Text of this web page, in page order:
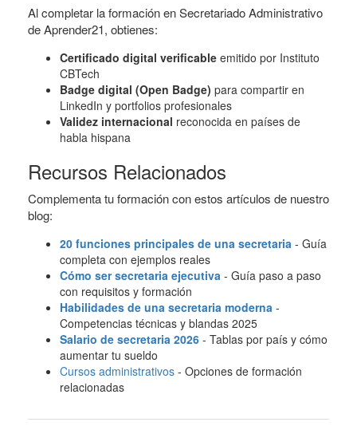
Al completar la formación en Secretariado Administrativo
de Aprender21, obtienes:
Certificado digital verificable emitido por Instituto
CBTech
Badge digital (Open Badge) para compartir en
LinkedIn y portfolios profesionales
Validez internacional reconocida en países de
habla hispana
Recursos Relacionados
Complementa tu formación con estos artículos de nuestro
blog:
20 funciones principales de una secretaria - Guía
completa con ejemplos reales
Cómo ser secretaria ejecutiva - Guía paso a paso
con requisitos y formación
Habilidades de una secretaria moderna -
Competencias técnicas y blandas 2025
Salario de secretaria 2026 - Tablas por país y cómo
aumentar tu sueldo
Cursos administrativos - Opciones de formación
relacionadas